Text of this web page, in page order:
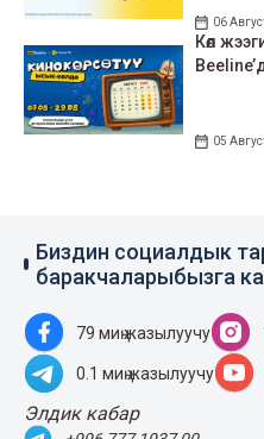
06
Көл
05
Биздин социалдык
баракчаларыбызга
79 миң жазылуучу
0.1 миң жазылуучу
Элдик кабар